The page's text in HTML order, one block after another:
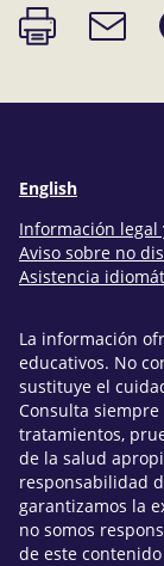
Imprimir
página
Enlace
de
English
Información
Aviso sobre no
Asistencia
La información
educativos. No
sustituye el
Consulta
tratamientos,
de la salud
responsabilidad
garantizamos la
no somos
de este